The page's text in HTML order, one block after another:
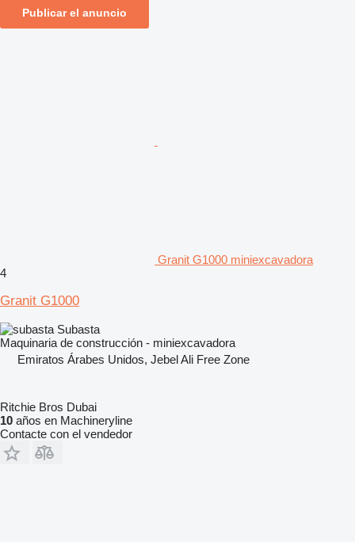
Publicar el anuncio
Granit G1000 miniexcavadora
4
Granit G1000
Subasta
Maquinaria de construcción - miniexcavadora
Emiratos Árabes Unidos, Jebel Ali Free Zone
Ritchie Bros Dubai
10 años en Machineryline
Contacte con el vendedor